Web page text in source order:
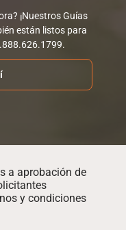
¡Nuestros Guías
están listos para
a aprobación de
y condiciones